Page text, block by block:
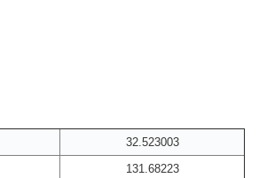
32.523003
131.68223